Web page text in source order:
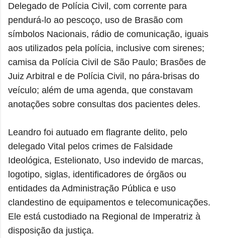
Delegado de Polícia Civil, com corrente para
pendurá-lo ao pescoço, uso de Brasão com
símbolos Nacionais, rádio de comunicação, iguais
aos utilizados pela polícia, inclusive com sirenes;
camisa da Polícia Civil de São Paulo; Brasões de
Juiz Arbitral e de Polícia Civil, no pára-brisas do
veículo; além de uma agenda, que constavam
anotações sobre consultas dos pacientes deles.
Leandro foi autuado em flagrante delito, pelo
delegado Vital pelos crimes de Falsidade
Ideológica, Estelionato, Uso indevido de marcas,
logotipo, siglas, identificadores de órgãos ou
entidades da Administração Pública e uso
clandestino de equipamentos e telecomunicações.
Ele está custodiado na Regional de Imperatriz à
disposição da justiça.